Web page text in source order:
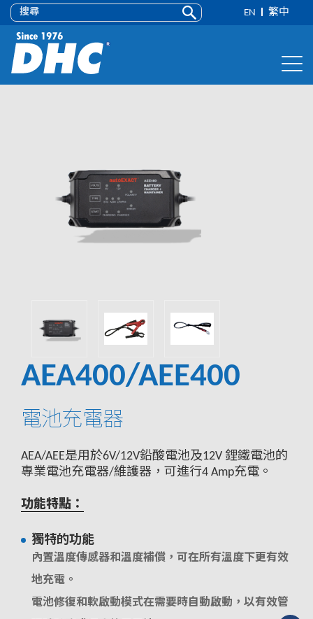
EN 繁中
AEA400/AEE400
電池充電器
AEA/AEE是用於6V/12V鉛酸電池及12V 鋰鐵電池的
專業電池充電器/維護器，可進行4 Amp充電。
功能特點：
獨特的功能
內置溫度傳感器和溫度補償，可在所有溫度下更有效
地充電。
電池修復和軟啟動模式在需要時自動啟動，以有效管